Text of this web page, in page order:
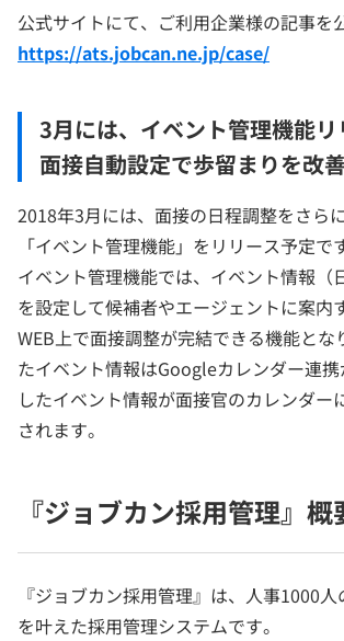
公式サイトにて、ご利用企業様の記事を
https://ats.jobcan.ne.jp/case/
3月には、イベント管理機能リ
面接自動設定で歩留まりを改
2018年3月には、面接の日程調整をさら
「イベント管理機能」をリリース予定で
イベント管理機能では、イベント情報（
を設定して候補者やエージェントに案内
WEB上で面接調整が完結できる機能とな
たイベント情報はGoogleカレンダー連
したイベント情報が面接官のカレンダー
されます。
『ジョブカン採用管理』概
『ジョブカン採用管理』は、人事1000人
を叶えた採用管理システムです。